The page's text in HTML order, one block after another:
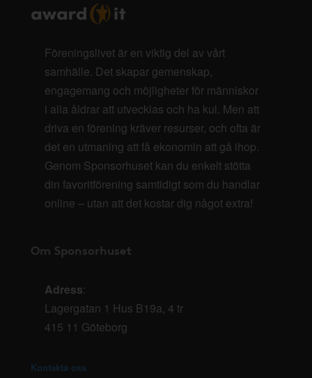
Föreningslivet är en viktig del av vårt
samhälle. Det skapar gemenskap,
engagemang och möjligheter för människor
i alla åldrar att utvecklas och ha kul. Men att
driva en förening kräver resurser, och ofta är
det en utmaning att få ekonomin att gå ihop.
Genom Sponsorhuset kan du enkelt stötta
din favoritförening samtidigt som du handlar
online – utan att det kostar dig något extra!
Om Sponsorhuset
Adress:
Lagergatan 1 Hus B19a, 4 tr
415 11 Göteborg
Kontakta oss